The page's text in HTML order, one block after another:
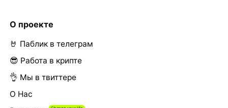
О проекте
🤘 Паблик в телеграм
😎 Работа в крипте
👌 Мы в твиттере
О Нас